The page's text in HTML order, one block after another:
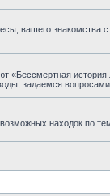
вашего знакомства
«Бессмертная
задаемся
находок по